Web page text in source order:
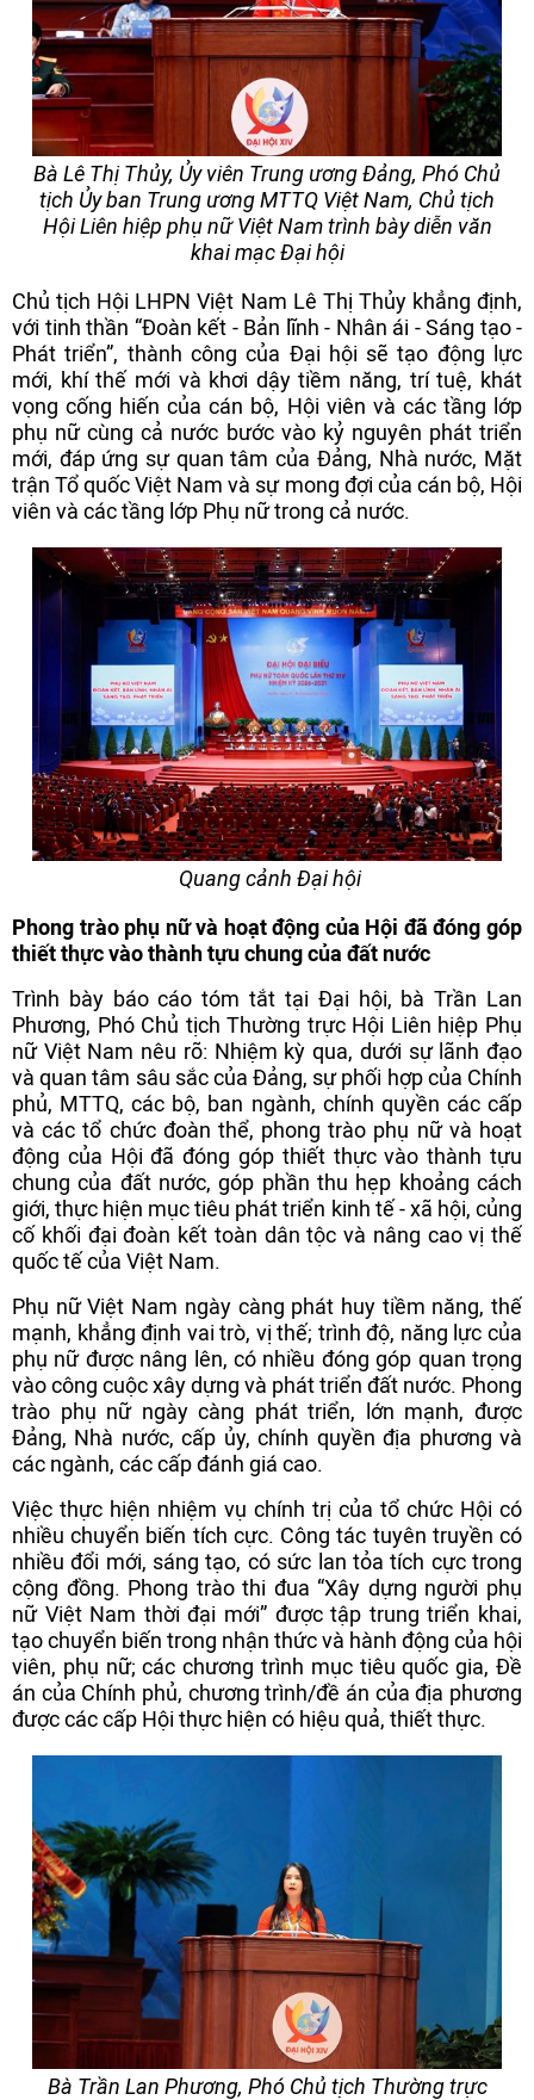
Bà Lê Thị Thủy, Ủy viên Trung ương Đảng, Phó Chủ
tịch Ủy ban Trung ương MTTQ Việt Nam, Chủ tịch
Hội Liên hiệp phụ nữ Việt Nam trình bày diễn văn
khai mạc Đại hội
Chủ tịch Hội LHPN Việt Nam Lê Thị Thủy khẳng định,
với tinh thần “Đoàn kết - Bản lĩnh - Nhân ái - Sáng tạo -
Phát triển”, thành công của Đại hội sẽ tạo động lực
mới, khí thế mới và khơi dậy tiềm năng, trí tuệ, khát
vọng cống hiến của cán bộ, Hội viên và các tầng lớp
phụ nữ cùng cả nước bước vào kỷ nguyên phát triển
mới, đáp ứng sự quan tâm của Đảng, Nhà nước, Mặt
trận Tổ quốc Việt Nam và sự mong đợi của cán bộ, Hội
viên và các tầng lớp Phụ nữ trong cả nước.
Quang cảnh Đại hội
Phong trào phụ nữ và hoạt động của Hội đã đóng góp
thiết thực vào thành tựu chung của đất nước
Trình bày báo cáo tóm tắt tại Đại hội, bà Trần Lan
Phương, Phó Chủ tịch Thường trực Hội Liên hiệp Phụ
nữ Việt Nam nêu rõ: Nhiệm kỳ qua, dưới sự lãnh đạo
và quan tâm sâu sắc của Đảng, sự phối hợp của Chính
phủ, MTTQ, các bộ, ban ngành, chính quyền các cấp
và các tổ chức đoàn thể, phong trào phụ nữ và hoạt
động của Hội đã đóng góp thiết thực vào thành tựu
chung của đất nước, góp phần thu hẹp khoảng cách
giới, thực hiện mục tiêu phát triển kinh tế - xã hội, củng
cố khối đại đoàn kết toàn dân tộc và nâng cao vị thế
quốc tế của Việt Nam.
Phụ nữ Việt Nam ngày càng phát huy tiềm năng, thế
mạnh, khẳng định vai trò, vị thế; trình độ, năng lực của
phụ nữ được nâng lên, có nhiều đóng góp quan trọng
vào công cuộc xây dựng và phát triển đất nước. Phong
trào phụ nữ ngày càng phát triển, lớn mạnh, được
Đảng, Nhà nước, cấp ủy, chính quyền địa phương và
các ngành, các cấp đánh giá cao.
Việc thực hiện nhiệm vụ chính trị của tổ chức Hội có
nhiều chuyển biến tích cực. Công tác tuyên truyền có
nhiều đổi mới, sáng tạo, có sức lan tỏa tích cực trong
cộng đồng. Phong trào thi đua “Xây dựng người phụ
nữ Việt Nam thời đại mới” được tập trung triển khai,
tạo chuyển biến trong nhận thức và hành động của hội
viên, phụ nữ; các chương trình mục tiêu quốc gia, Đề
án của Chính phủ, chương trình/đề án của địa phương
được các cấp Hội thực hiện có hiệu quả, thiết thực.
Bà Trần Lan Phương, Phó Chủ tịch Thường trực